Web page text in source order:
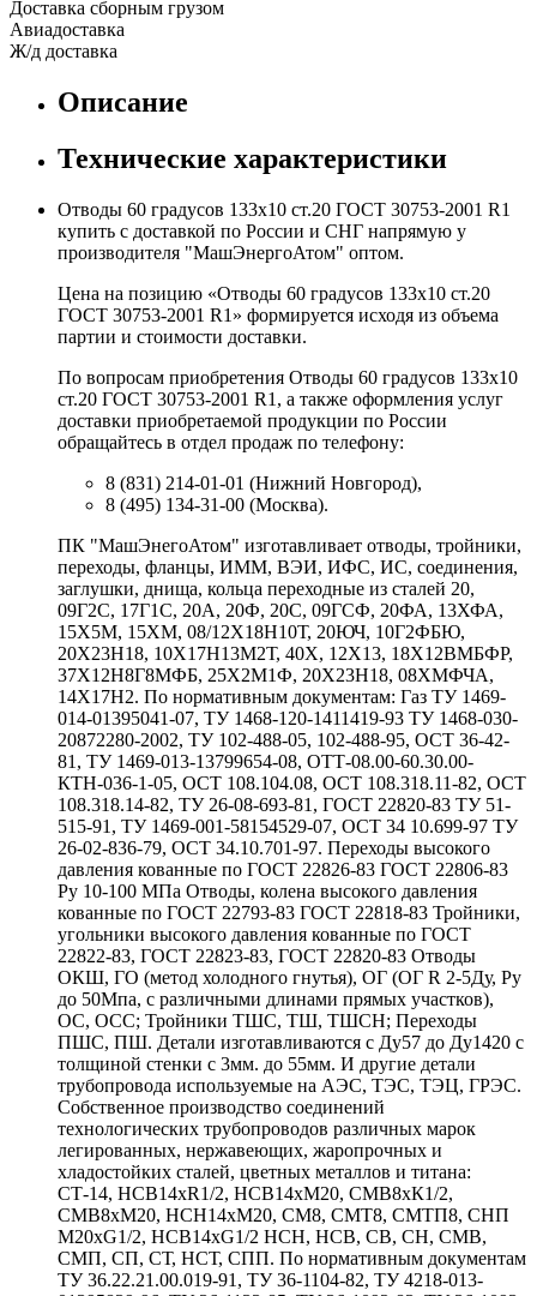
Доставка сборным грузом
Авиадоставка
Ж/д доставка
Описание
Технические характеристики
Отводы 60 градусов 133х10 ст.20 ГОСТ 30753-2001 R1
купить с доставкой по России и СНГ напрямую у
производителя "МашЭнергоАтом" оптом.
Цена на позицию «Отводы 60 градусов 133х10 ст.20
ГОСТ 30753-2001 R1» формируется исходя из объема
партии и стоимости доставки.
По вопросам приобретения Отводы 60 градусов 133х10
ст.20 ГОСТ 30753-2001 R1, а также оформления услуг
доставки приобретаемой продукции по России
обращайтесь в отдел продаж по телефону:
8 (831) 214-01-01 (Нижний Новгород),
8 (495) 134-31-00 (Москва).
ПК "МашЭнегоАтом" изготавливает отводы, тройники,
переходы, фланцы, ИММ, ВЭИ, ИФС, ИС, соединения,
заглушки, днища, кольца переходные из сталей 20,
09Г2С, 17Г1С, 20А, 20Ф, 20С, 09ГСФ, 20ФА, 13ХФА,
15Х5М, 15ХМ, 08/12Х18Н10Т, 20ЮЧ, 10Г2ФБЮ,
20Х23Н18, 10Х17Н13М2Т, 40Х, 12Х13, 18Х12ВМБФР,
37Х12Н8Г8МФБ, 25Х2М1Ф, 20Х23Н18, 08ХМФЧА,
14Х17Н2. По нормативным документам: Газ ТУ 1469-
014-01395041-07, ТУ 1468-120-1411419-93 ТУ 1468-030-
20872280-2002, ТУ 102-488-05, 102-488-95, ОСТ 36-42-
81, ТУ 1469-013-13799654-08, ОТТ-08.00-60.30.00-
КТН-036-1-05, ОСТ 108.104.08, ОСТ 108.318.11-82, ОСТ
108.318.14-82, ТУ 26-08-693-81, ГОСТ 22820-83 ТУ 51-
515-91, ТУ 1469-001-58154529-07, ОСТ 34 10.699-97 ТУ
26-02-836-79, ОСТ 34.10.701-97. Переходы высокого
давления кованные по ГОСТ 22826-83 ГОСТ 22806-83
Ру 10-100 МПа Отводы, колена высокого давления
кованные по ГОСТ 22793-83 ГОСТ 22818-83 Тройники,
угольники высокого давления кованные по ГОСТ
22822-83, ГОСТ 22823-83, ГОСТ 22820-83 Отводы
ОКШ, ГО (метод холодного гнутья), ОГ (ОГ R 2-5Ду, Ру
до 50Мпа, с различными длинами прямых участков),
ОС, ОСС; Тройники ТШС, ТШ, ТШСН; Переходы
ПШС, ПШ. Детали изготавливаются с Ду57 до Ду1420 с
толщиной стенки с 3мм. до 55мм. И другие детали
трубопровода используемые на АЭС, ТЭС, ТЭЦ, ГРЭС.
Собственное производство соединений
технологических трубопроводов различных марок
легированных, нержавеющих, жаропрочных и
хладостойких сталей, цветных металлов и титана:
СТ-14, НСВ14хR1/2, НСВ14хМ20, СМВ8хК1/2,
СМВ8хМ20, НСН14хМ20, СМ8, СМТ8, СМТП8, СНП
М20хG1/2, НСВ14хG1/2 НСН, НСВ, СВ, СН, СМВ,
СМП, СП, СТ, НСТ, СПП. По нормативным документам
ТУ 36.22.21.00.019-91, ТУ 36-1104-82, ТУ 4218-013-